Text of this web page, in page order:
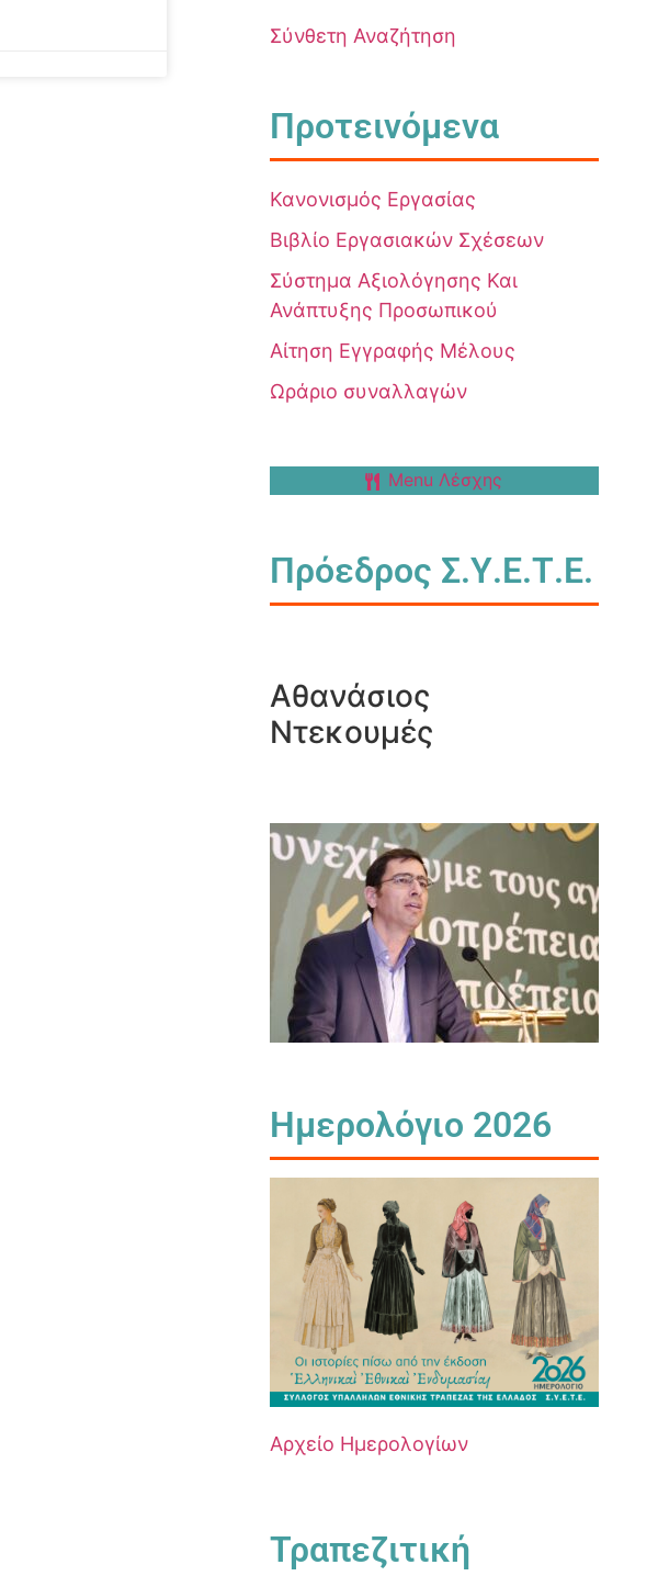
Σύνθετη Αναζήτηση
Προτεινόμενα
Κανονισμός Εργασίας
Βιβλίο Εργασιακών Σχέσεων
Σύστημα Αξιολόγησης Και
Ανάπτυξης Προσωπικού
Αίτηση Εγγραφής Μέλους
Ωράριο συναλλαγών
Menu Λέσχης
Πρόεδρος Σ.Υ.Ε.Τ.Ε.
Αθανάσιος
Ντεκουμές
Ημερολόγιο 2026
Αρχείο Ημερολογίων
Τραπεζιτική